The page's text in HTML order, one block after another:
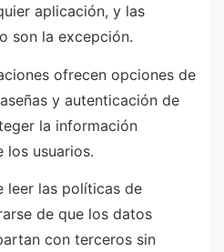
aplicación, y las
son la excepción.
ofrecen opciones de
y autenticación de
la información
los usuarios.
leer las políticas de
de que los datos
con terceros sin